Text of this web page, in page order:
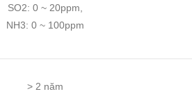
SO2: 0 ~ 20ppm,
NH3: 0 ~ 100ppm
> 2 năm